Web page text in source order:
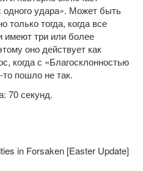
одного удара». Может быть
только тогда, когда все
имеют три или более
оно действует как
когда с «Благосклонностью
пошло не так.
70 секунд.